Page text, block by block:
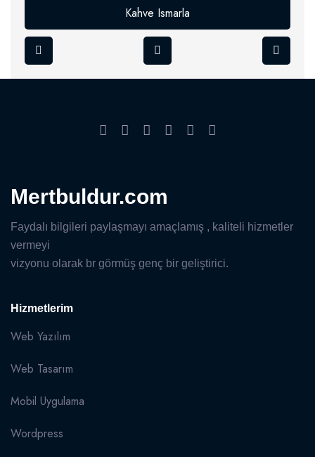
Kahve Ismarla
Mertbuldur.com
Faydalı bilgileri paylaşmayı amaçlamış , kaliteli hizmetler
vermeyi
vizyonu olarak br görmüş genç bir geliştirici.
Hizmetlerim
Web Yazılım
Web Tasarım
Mobil Uygulama
Wordpress